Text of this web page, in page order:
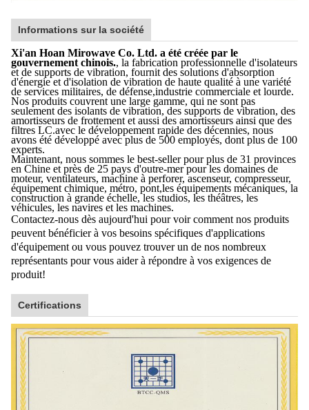
Informations sur la société
Xi'an Hoan Mirowave Co. Ltd. a été créée par le
gouvernement chinois., la fabrication professionnelle d'isolateurs
et de supports de vibration, fournit des solutions d'absorption
d'énergie et d'isolation de vibration de haute qualité à une variété
de services militaires, de défense,industrie commerciale et lourde.
Nos produits couvrent une large gamme, qui ne sont pas
seulement des isolants de vibration, des supports de vibration, des
amortisseurs de frottement et aussi des amortisseurs ainsi que des
filtres LC.avec le développement rapide des décennies, nous
avons été développé avec plus de 500 employés, dont plus de 100
experts.
Maintenant, nous sommes le best-seller pour plus de 31 provinces
en Chine et près de 25 pays d'outre-mer pour les domaines de
moteur, ventilateurs, machine à perforer, ascenseur, compresseur,
équipement chimique, métro, pont,les équipements mécaniques, la
construction à grande échelle, les studios, les théâtres, les
véhicules, les navires et les machines.
Contactez-nous dès aujourd'hui pour voir comment nos produits
peuvent bénéficier à vos besoins spécifiques d'applications
d'équipement ou vous pouvez trouver un de nos nombreux
représentants pour vous aider à répondre à vos exigences de
produit!
Certifications